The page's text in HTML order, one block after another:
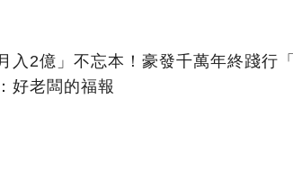
入2億」不忘本！豪發千萬年終踐行
好老闆的福報